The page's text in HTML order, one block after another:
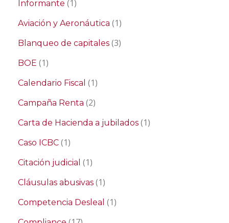
Informante (1)
Aviación y Aeronáutica (1)
Blanqueo de capitales (3)
BOE (1)
Calendario Fiscal (1)
Campaña Renta (2)
Carta de Hacienda a jubilados (1)
Caso ICBC (1)
Citación judicial (1)
Cláusulas abusivas (1)
Competencia Desleal (1)